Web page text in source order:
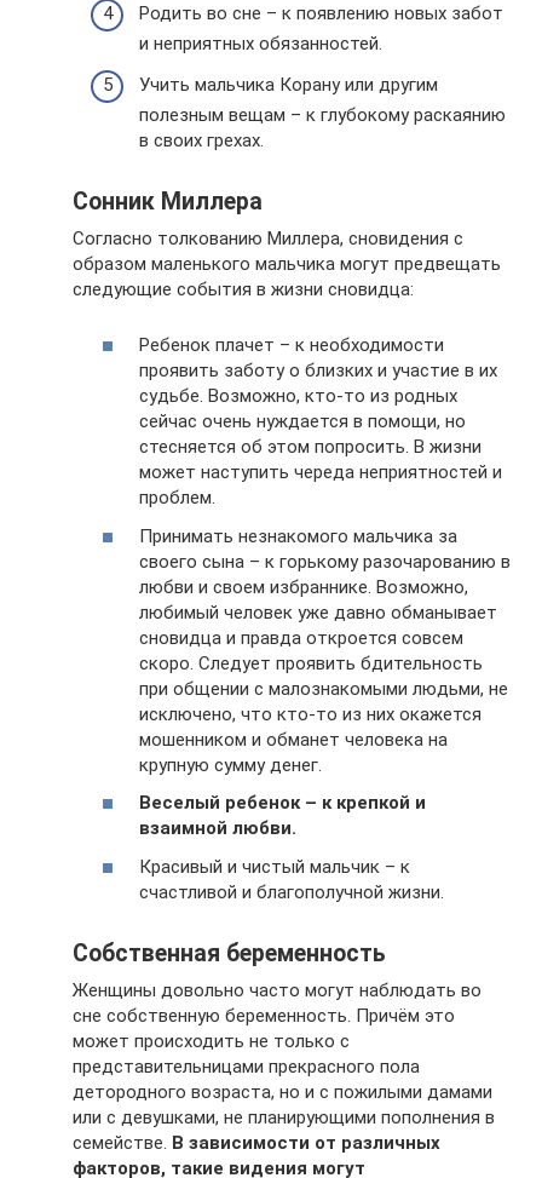
Родить во сне – к появлению новых забот
и неприятных обязанностей.
Учить мальчика Корану или другим
полезным вещам – к глубокому раскаянию
в своих грехах.
Сонник Миллера
Согласно толкованию Миллера, сновидения с
образом маленького мальчика могут предвещать
следующие события в жизни сновидца:
Ребенок плачет – к необходимости
проявить заботу о близких и участие в их
судьбе. Возможно, кто-то из родных
сейчас очень нуждается в помощи, но
стесняется об этом попросить. В жизни
может наступить череда неприятностей и
проблем.
Принимать незнакомого мальчика за
своего сына – к горькому разочарованию в
любви и своем избраннике. Возможно,
любимый человек уже давно обманывает
сновидца и правда откроется совсем
скоро. Следует проявить бдительность
при общении с малознакомыми людьми, не
исключено, что кто-то из них окажется
мошенником и обманет человека на
крупную сумму денег.
Веселый ребенок – к крепкой и
взаимной любви.
Красивый и чистый мальчик – к
счастливой и благополучной жизни.
Собственная беременность
Женщины довольно часто могут наблюдать во
сне собственную беременность. Причём это
может происходить не только с
представительницами прекрасного пола
детородного возраста, но и с пожилыми дамами
или с девушками, не планирующими пополнения в
семействе. В зависимости от различных
факторов, такие видения могут